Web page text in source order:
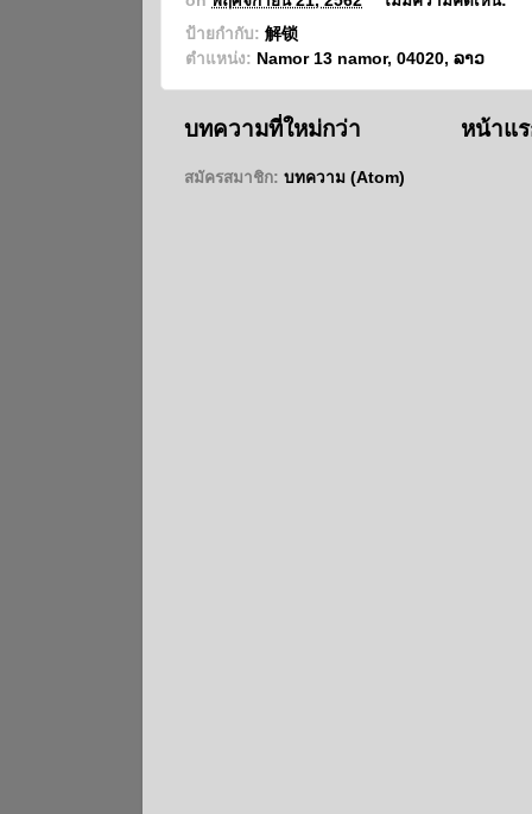
ป้ายกำกับ: 解锁
ตำแหน่ง: Namor 13 namor, 04020, ລາວ
บทความที่ใหม่กว่า หน้าแ
สมัครสมาชิก: บทความ (Atom)